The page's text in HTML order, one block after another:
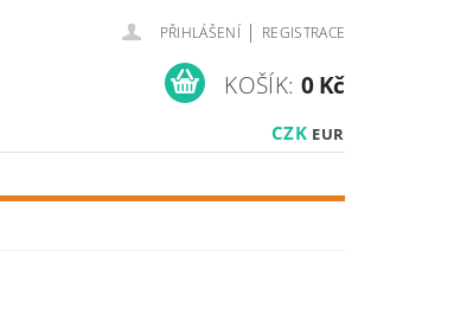
PŘIHLÁŠENÍ | REGISTRACE
CZK EUR
KOŠÍK: 0 Kč